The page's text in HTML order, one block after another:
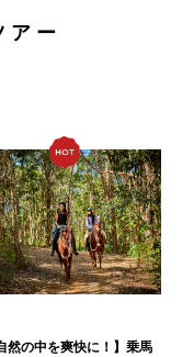
アー
然の中を爽快に！】乗馬